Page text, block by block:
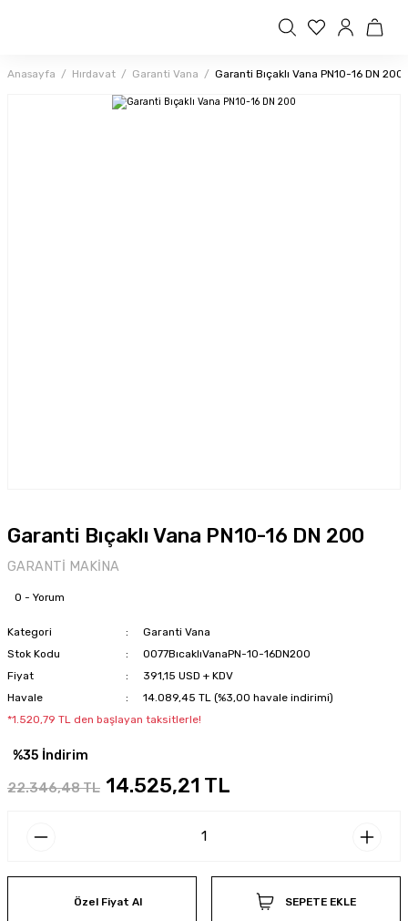
Anasayfa Hırdavat Garanti Vana Garanti Bıçaklı Vana PN10-16 DN 200
Garanti Bıçaklı Vana PN10-16 DN 200
GARANTİ MAKİNA
0 - Yorum
Kategori
Garanti Vana
Stok Kodu
0077BıcaklıVanaPN-10-16DN200
Fiyat
391,15 USD + KDV
Havale
14.089,45 TL (%3,00 havale indirimi)
*1.520,79 TL den başlayan taksitlerle!
%35 İndirim
22.346,48 TL 14.525,21 TL
Özel Fiyat Al SEPETE EKLE